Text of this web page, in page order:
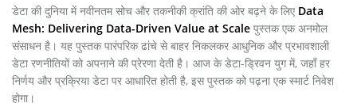
डेटा की दुनिया में नवीनतम सोच और तकनीकी क्रांति की ओर बढ़ने के लिए Data
Mesh: Delivering Data-Driven Value at Scale पुस्तक एक अनमोल
संसाधन है। यह पुस्तक पारंपरिक ढांचे से बाहर निकलकर आधुनिक और प्रभावशाली
डेटा रणनीतियों को अपनाने की प्रेरणा देती है। आज के डेटा-ड्रिवन युग में, जहाँ हर
निर्णय और प्रक्रिया डेटा पर आधारित होती है, इस पुस्तक को पढ़ना एक स्मार्ट निवेश
होगा।